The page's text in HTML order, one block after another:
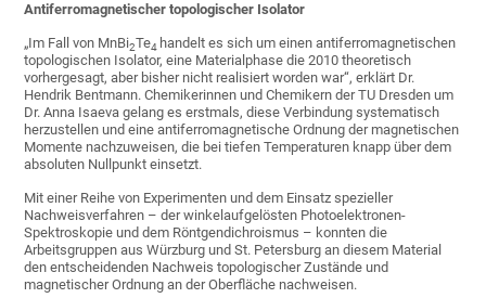
Antiferromagnetischer topologischer Isolator
„Im Fall von MnBi2Te4 handelt es sich um einen antiferromagnetischen
topologischen Isolator, eine Materialphase die 2010 theoretisch
vorhergesagt, aber bisher nicht realisiert worden war“, erklärt Dr.
Hendrik Bentmann. Chemikerinnen und Chemikern der TU Dresden um
Dr. Anna Isaeva gelang es erstmals, diese Verbindung systematisch
herzustellen und eine antiferromagnetische Ordnung der magnetischen
Momente nachzuweisen, die bei tiefen Temperaturen knapp über dem
absoluten Nullpunkt einsetzt.
Mit einer Reihe von Experimenten und dem Einsatz spezieller
Nachweisverfahren – der winkelaufgelösten Photoelektronen-
Spektroskopie und dem Röntgendichroismus – konnten die
Arbeitsgruppen aus Würzburg und St. Petersburg an diesem Material
den entscheidenden Nachweis topologischer Zustände und
magnetischer Ordnung an der Oberfläche nachweisen.